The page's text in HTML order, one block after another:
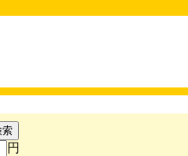
円